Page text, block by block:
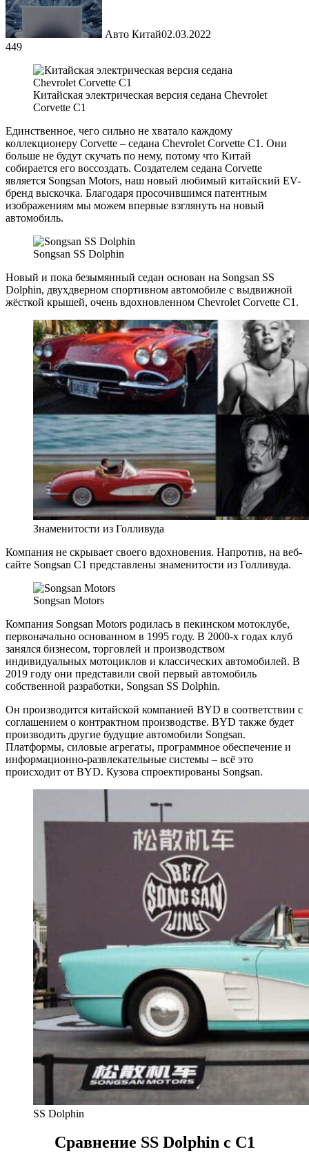
Авто Китай02.03.2022
449
Китайская электрическая версия седана Chevrolet
Corvette C1
Единственное, чего сильно не хватало каждому
коллекционеру Corvette – седана Chevrolet Corvette C1. Они
больше не будут скучать по нему, потому что Китай
собирается его воссоздать. Создателем седана Corvette
является Songsan Motors, наш новый любимый китайский EV-
бренд выскочка. Благодаря просочившимся патентным
изображениям мы можем впервые взглянуть на новый
автомобиль.
Songsan SS Dolphin
Новый и пока безымянный седан основан на Songsan SS
Dolphin, двухдверном спортивном автомобиле с выдвижной
жёсткой крышей, очень вдохновленном Chevrolet Corvette C1.
Знаменитости из Голливуда
Компания не скрывает своего вдохновения. Напротив, на веб-
сайте Songsan C1 представлены знаменитости из Голливуда.
Songsan Motors
Компания Songsan Motors родилась в пекинском мотоклубе,
первоначально основанном в 1995 году. В 2000-х годах клуб
занялся бизнесом, торговлей и производством
индивидуальных мотоциклов и классических автомобилей. В
2019 году они представили свой первый автомобиль
собственной разработки, Songsan SS Dolphin.
Он производится китайской компанией BYD в соответствии с
соглашением о контрактном производстве. BYD также будет
производить другие будущие автомобили Songsan.
Платформы, силовые агрегаты, программное обеспечение и
информационно-развлекательные системы – всё это
происходит от BYD. Кузова спроектированы Songsan.
SS Dolphin
Сравнение SS Dolphin с C1